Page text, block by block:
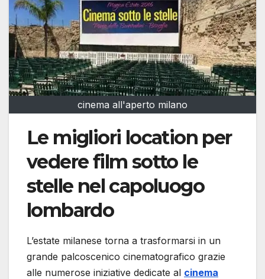
cinema all'aperto milano
Le migliori location per
vedere film sotto le
stelle nel capoluogo
lombardo
L’estate milanese torna a trasformarsi in un
grande palcoscenico cinematografico grazie
alle numerose iniziative dedicate al cinema